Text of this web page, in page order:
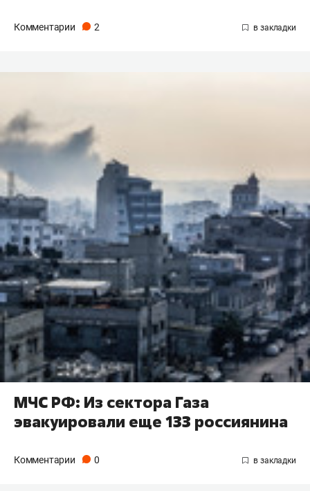
Комментарии 2
МЧС РФ: Из сектора Газа
эвакуировали еще 133 россиянина
Комментарии 0